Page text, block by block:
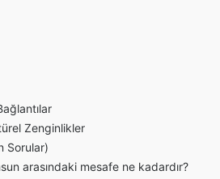
Zenginlikler
Sorular)
arasındaki mesafe ne kadardır?